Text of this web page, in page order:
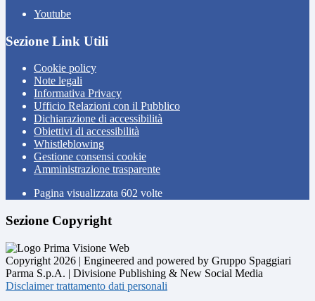
Youtube
Sezione Link Utili
Cookie policy
Note legali
Informativa Privacy
Ufficio Relazioni con il Pubblico
Dichiarazione di accessibilità
Obiettivi di accessibilità
Whistleblowing
Gestione consensi cookie
Amministrazione trasparente
Pagina visualizzata 602 volte
Sezione Copyright
Copyright 2026 | Engineered and powered by Gruppo Spaggiari
Parma S.p.A. | Divisione Publishing & New Social Media
Disclaimer trattamento dati personali